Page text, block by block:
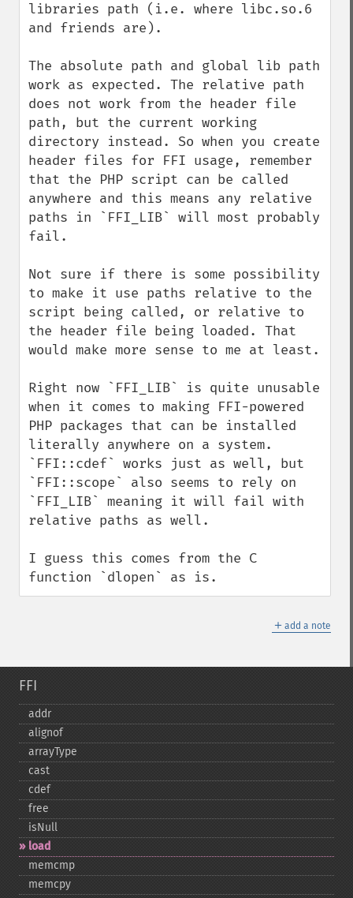
libraries path (i.e. where libc.so.6
and friends are).
The absolute path and global lib path
work as expected. The relative path
does not work from the header file
path, but the current working
directory instead. So when you create
header files for FFI usage, remember
that the PHP script can be called
anywhere and this means any relative
paths in `FFI_LIB` will most probably
fail.
Not sure if there is some possibility
to make it use paths relative to the
script being called, or relative to
the header file being loaded. That
would make more sense to me at least.
Right now `FFI_LIB` is quite unusable
when it comes to making FFI-powered
PHP packages that can be installed
literally anywhere on a system.
`FFI::cdef` works just as well, but
`FFI::scope` also seems to rely on
`FFI_LIB` meaning it will fail with
relative paths as well.
I guess this comes from the C
function `dlopen` as is.
＋ add a note
FFI
addr
alignof
arrayType
cast
cdef
free
isNull
load
memcmp
memcpy